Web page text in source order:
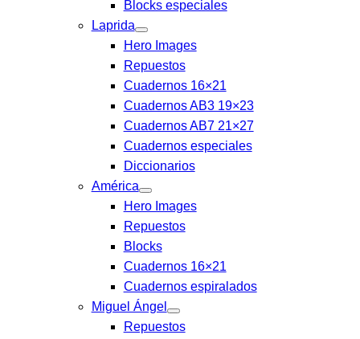
Blocks especiales
Laprida
Hero Images
Repuestos
Cuadernos 16×21
Cuadernos AB3 19×23
Cuadernos AB7 21×27
Cuadernos especiales
Diccionarios
América
Hero Images
Repuestos
Blocks
Cuadernos 16×21
Cuadernos espiralados
Miguel Ángel
Repuestos